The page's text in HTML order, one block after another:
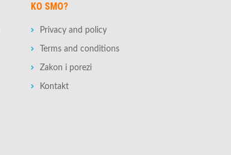
KO SMO?
Privacy and policy
Terms and conditions
Zakon i porezi
Kontakt